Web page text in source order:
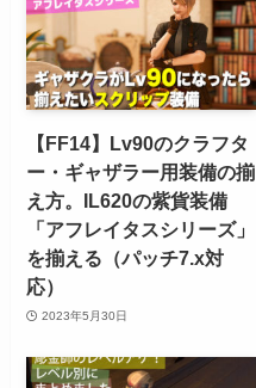
【FF14】Lv90のクラフタ
ー・ギャザラー用装備の揃
え方。IL620の紫貨装備
「アフレイタスシリーズ」
を揃える（パッチ7.x対
応）
2023年5月30日